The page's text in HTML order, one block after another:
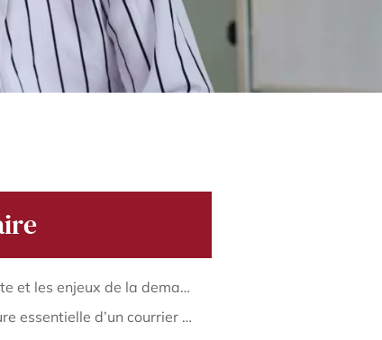
Le contexte et les enjeux de la demande de temps partiel
La structure essentielle d’un courrier pour temps partiel